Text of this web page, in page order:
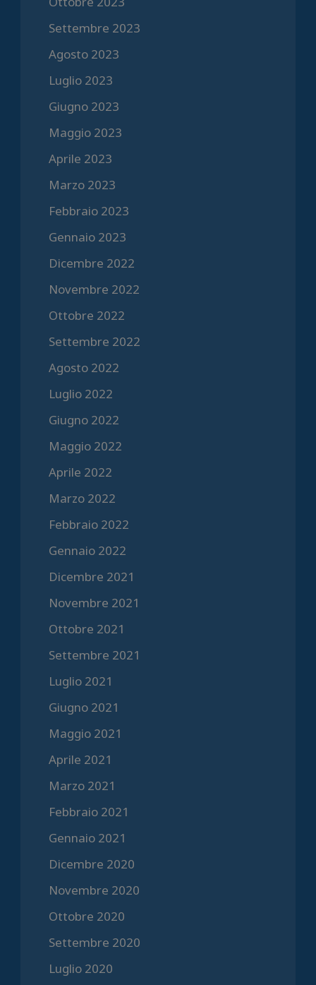
Settembre 2023
Agosto 2023
Luglio 2023
Giugno 2023
Maggio 2023
Aprile 2023
Marzo 2023
Febbraio 2023
Gennaio 2023
Dicembre 2022
Novembre 2022
Ottobre 2022
Settembre 2022
Agosto 2022
Luglio 2022
Giugno 2022
Maggio 2022
Aprile 2022
Marzo 2022
Febbraio 2022
Gennaio 2022
Dicembre 2021
Novembre 2021
Ottobre 2021
Settembre 2021
Luglio 2021
Giugno 2021
Maggio 2021
Aprile 2021
Marzo 2021
Febbraio 2021
Gennaio 2021
Dicembre 2020
Novembre 2020
Ottobre 2020
Settembre 2020
Luglio 2020